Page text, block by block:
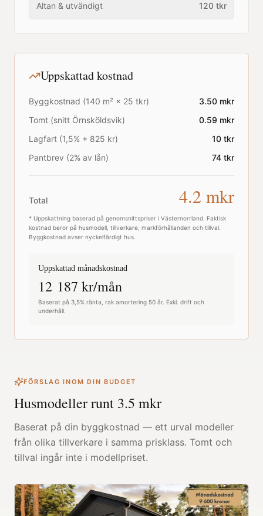
Altan & utvändigt 120 tkr
Uppskattad kostnad
Byggkostnad (140 m² × 25 tkr) 3.50 mkr
Tomt (snitt Örnsköldsvik) 0.59 mkr
Lagfart (1,5% + 825 kr)
10 tkr
Pantbrev (2% av lån)
74 tkr
Total 4.2 mkr
* Uppskattning baserad på genomsnittspriser i Västernorrland . Faktisk
kostnad beror på husmodell, tillverkare, markförhållanden och tillval.
Byggkostnad avser nyckelfärdigt hus.
Uppskattad månadskostnad
12 187 kr/mån
Baserat på 3,5% ränta, rak amortering 50 år. Exkl. drift och
underhåll.
FÖRSLAG INOM DIN BUDGET
Husmodeller runt 3.5 mkr
Baserat på din byggkostnad — ett urval modeller
från olika tillverkare i samma prisklass. Tomt och
tillval ingår inte i modellpriset.